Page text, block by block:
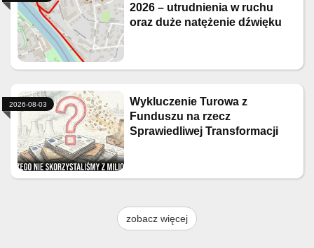
2026 – utrudnienia w ruchu
oraz duże natężenie dźwięku
Wykluczenie Turowa z
Funduszu na rzecz
Sprawiedliwej Transformacji
2026-08-03
zobacz więcej